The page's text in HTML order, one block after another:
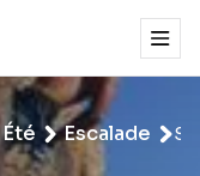
Été Escalade